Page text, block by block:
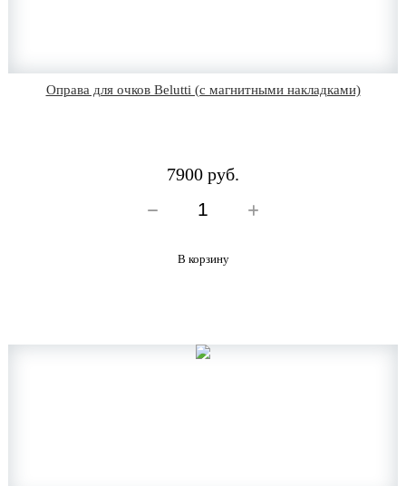
Оправа для очков Belutti (с магнитными накладками)
7900 руб.
В корзину